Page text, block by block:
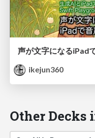
声が文字になるiPad
ikejun360
Other Decks